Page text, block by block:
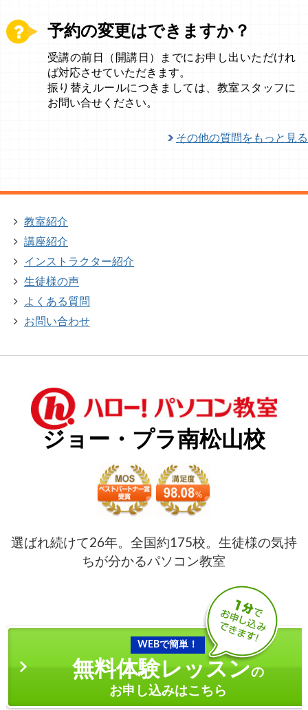
予約の変更はできますか？
受講の前日（開講日）までにお申し出いただけれ
ば対応させていただきます。
振り替えルールにつきましては、教室スタッフに
お問い合せください。
その他の質問をもっと見る
教室紹介
講座紹介
インストラクター紹介
生徒様の声
よくある質問
お問い合わせ
ジョー・プラ南松山校
選ばれ続けて26年。全国約175校。生徒様の気持
ちが分かるパソコン教室
WEBで簡単！
無料体験レッスンの
お申し込みはこちら